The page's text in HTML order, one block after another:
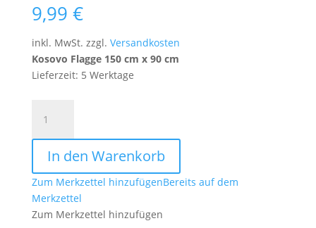
9,99 €
inkl. MwSt. zzgl. Versandkosten
Kosovo Flagge 150 cm x 90 cm
Lieferzeit: 5 Werktage
Flagge
150
x
90
cm
Menge
In den Warenkorb
Zum Merkzettel hinzufügenBereits auf dem
Merkzettel
Zum Merkzettel hinzufügen